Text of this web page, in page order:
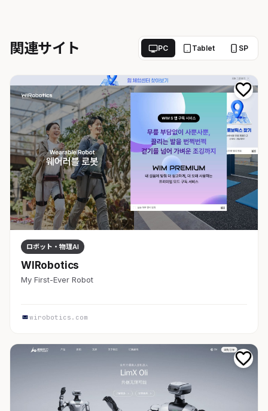
関連サイト PC Tablet SP
ロボット・物理AI
WIRobotics
My First-Ever Robot
wirobotics.com